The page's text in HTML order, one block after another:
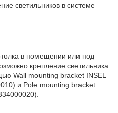
светильников в системе
в помещении или под
крепление светильника
Wall mounting bracket INSEL
и Pole mounting bracket